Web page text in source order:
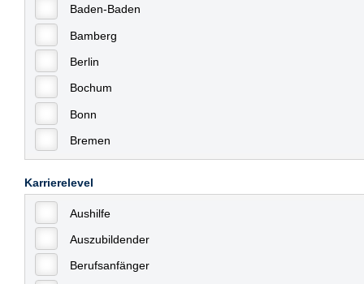
Baden-Baden
Bamberg
Berlin
Bochum
Bonn
Bremen
Celle
Chemnitz
Dessau
Dresden
Karrierelevel
Aushilfe
Auszubildender
Berufsanfänger